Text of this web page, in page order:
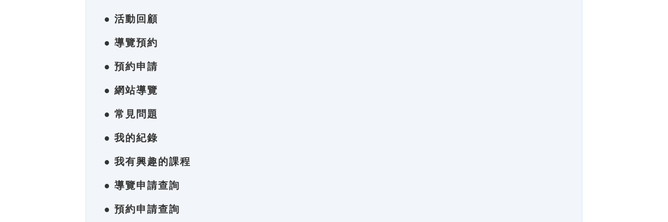
● 活動回顧
● 導覽預約
● 預約申請
● 網站導覽
● 常見問題
● 我的紀錄
● 我有興趣的課程
● 導覽申請查詢
● 預約申請查詢